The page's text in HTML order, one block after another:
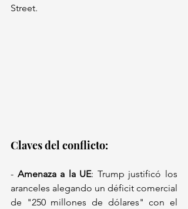
Street.
Claves del conflicto:
- Amenaza a la UE: Trump justificó los
aranceles alegando un déficit comercial
de "250 millones de dólares" con el